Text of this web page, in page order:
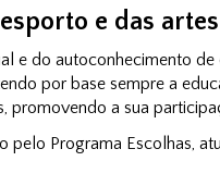
e das artes
e do autoconhecimento de
por base sempre a
a sua
pelo Programa Escolhas,